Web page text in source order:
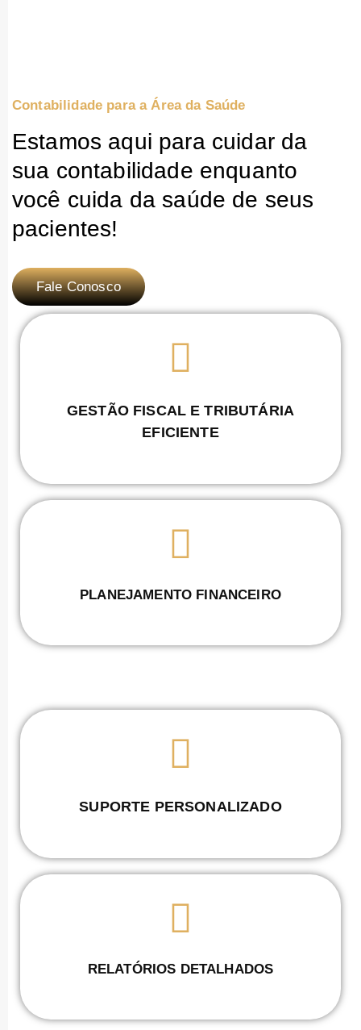
Contabilidade para a Área da Saúde
Estamos aqui para cuidar da
sua contabilidade enquanto
você cuida da saúde de seus
pacientes!
Fale Conosco
GESTÃO FISCAL E TRIBUTÁRIA
EFICIENTE
PLANEJAMENTO FINANCEIRO
SUPORTE PERSONALIZADO
RELATÓRIOS DETALHADOS